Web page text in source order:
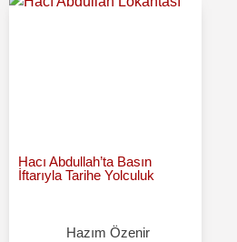
Hacı Abdullah’ta Basın
İftarıyla Tarihe Yolculuk
Hazım Özenir